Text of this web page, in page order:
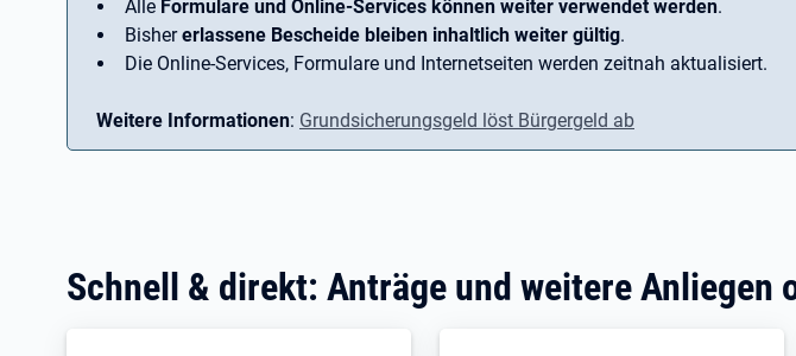
Alle Formulare und Online-Services können weiter verwendet werden.
Bishererlassene Bescheide bleiben inhaltlich weiter gültig.
Die Online-Services, Formulare und Internetseiten werden zeitnah aktualisiert.
Weitere Informationen: Grundsicherungsgeld löst Bürgergeld ab
Schnell & direkt: Anträge und weitere Anliegen